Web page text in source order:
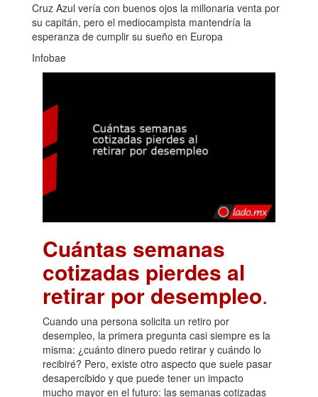
Cruz Azul vería con buenos ojos la millonaria venta por
su capitán, pero el mediocampista mantendría la
esperanza de cumplir su sueño en Europa
Infobae
Cuántas semanas
cotizadas pierdes al
retirar por desempleo.
Cuando una persona solicita un retiro por
desempleo, la primera pregunta casi siempre es la
misma: ¿cuánto dinero puedo retirar y cuándo lo
recibiré? Pero, existe otro aspecto que suele pasar
desapercibido y que puede tener un impacto
mucho mayor en el futuro: las semanas cotizadas